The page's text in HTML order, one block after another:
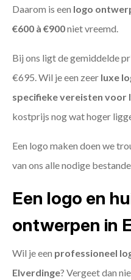
Daarom is een logo
€600 à €900niet vreemd.
Bij ons ligt de gemiddelde
€695. Wil je een zeer luxe
specifieke vereisten voor
kostprijs nog wat hoger
Een logo maken doen we
van ons alle nodige
Een logo en
ontwerpen in
Wil je een professioneel
Elverdinge? Vergeet dan